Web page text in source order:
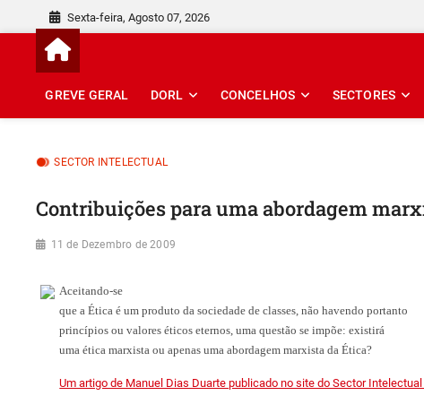
content
Sexta-feira, Agosto 07, 2026
GREVE GERAL DORL CONCELHOS SECTORES
SECTOR INTELECTUAL
Contribuições para uma abordagem
11 de Dezembro de 2009
Aceitando-se
que a Ética é um produto da sociedade de classes, não havendo portanto
princípios ou valores éticos eternos, uma questão se impõe: existirá
uma ética marxista ou apenas uma abordagem marxista da Ética?
Um artigo de Manuel Dias Duarte publicado no site do Sector Intelectual